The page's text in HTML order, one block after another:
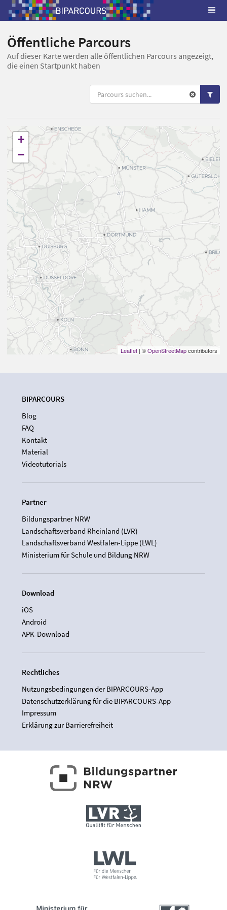
Öffentliche Parcours
Auf dieser Karte werden alle öffentlichen Parcours angezeigt,
die einen Startpunkt haben
+
−
Leaflet | ©OpenStreetMapcontributors
BIPARCOURS
Blog
FAQ
Kontakt
Material
Videotutorials
Partner
Bildungspartner NRW
Landschaftsverband Rheinland (LVR)
Landschaftsverband Westfalen-Lippe (LWL)
Ministerium für Schule und Bildung NRW
Download
iOS
Android
APK-Download
Rechtliches
Nutzungsbedingungen der BIPARCOURS-App
Datenschutzerklärung für die BIPARCOURS-App
Impressum
Erklärung zur Barrierefreiheit